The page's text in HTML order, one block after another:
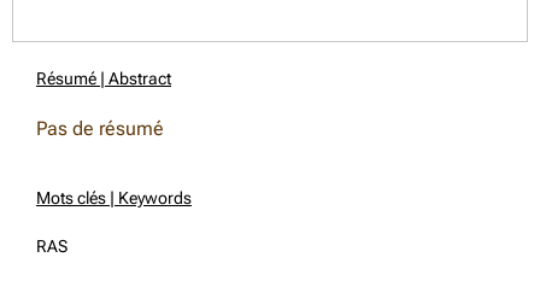
Résumé | Abstract
Pas de résumé
Mots clés | Keywords
RAS